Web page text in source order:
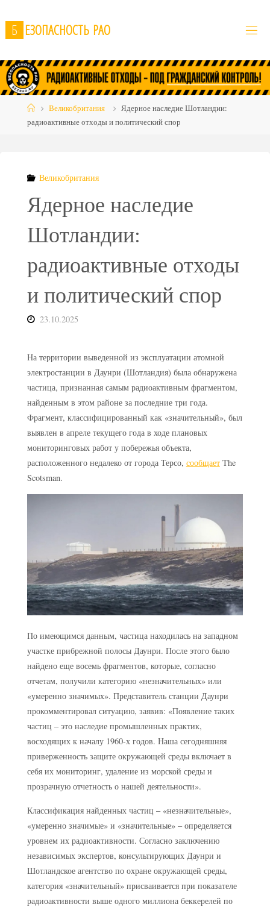
to
content
Б ЕЗОПАСНОСТЬ РАО
HomeВеликобритания
Ядерное наследие Шотландии:
радиоактивные отходы и политический спор
Великобритания
Ядерное наследие
Шотландии:
радиоактивные отходы
и политический спор
23.10.2025
На территории выведенной из эксплуатации атомной
электростанции в Даунри (Шотландия) была обнаружена
частица, признанная самым радиоактивным фрагментом,
найденным в этом районе за последние три года.
Фрагмент, классифицированный как «значительный», был
выявлен в апреле текущего года в ходе плановых
мониторинговых работ у побережья объекта,
расположенного недалеко от города Терсо, сообщаетThe
Scotsman.
По имеющимся данным, частица находилась на западном
участке прибрежной полосы Даунри. После этого было
найдено еще восемь фрагментов, которые, согласно
отчетам, получили категорию «незначительных» или
«умеренно значимых». Представитель станции Даунри
прокомментировал ситуацию, заявив: «Появление таких
частиц – это наследие промышленных практик,
восходящих к началу 1960-х годов. Наша сегодняшняя
приверженность защите окружающей среды включает в
себя их мониторинг, удаление из морской среды и
прозрачную отчетность о нашей деятельности».
Классификация найденных частиц – «незначительные»,
«умеренно значимые» и «значительные» – определяется
уровнем их радиоактивности. Согласно заключению
независимых экспертов, консультирующих Даунри и
Шотландское агентство по охране окружающей среды,
категория «значительный» присваивается при показателе
радиоактивности выше одного миллиона беккерелей по